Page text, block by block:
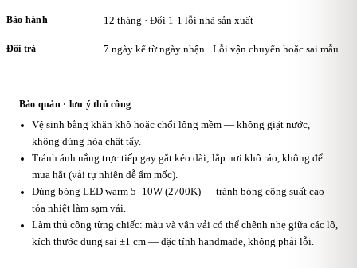
Bảo hành 12 tháng · Đổi 1-1 lỗi nhà sản xuất
Đổi trả 7 ngày kể từ ngày nhận · Lỗi vận chuyển hoặc sai mẫu
Bảo quản · lưu ý thủ công
Vệ sinh bằng khăn khô hoặc chổi lông mềm — không giặt nước,
không dùng hóa chất tẩy.
Tránh ánh nắng trực tiếp gay gắt kéo dài; lắp nơi khô ráo, không để
mưa hắt (vải tự nhiên dễ ẩm mốc).
Dùng bóng LED warm 5–10W (2700K) — tránh bóng công suất cao
tỏa nhiệt làm sạm vải.
Làm thủ công từng chiếc: màu và vân vải có thể chênh nhẹ giữa các lô,
kích thước dung sai ±1 cm — đặc tính handmade, không phải lỗi.